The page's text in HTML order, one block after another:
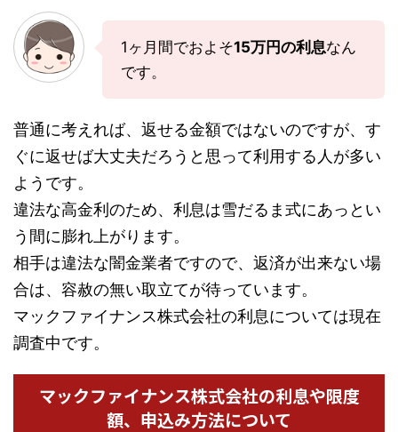
1ヶ月間でおよそ15万円の利息なん
です。
普通に考えれば、返せる金額ではないのですが、す
ぐに返せば大丈夫だろうと思って利用する人が多い
ようです。
違法な高金利のため、利息は雪だるま式にあっとい
う間に膨れ上がります。
相手は違法な闇金業者ですので、返済が出来ない場
合は、容赦の無い取立てが待っています。
マックファイナンス株式会社の利息については現在
調査中です。
マックファイナンス株式会社の利息や限度
額、申込み方法について